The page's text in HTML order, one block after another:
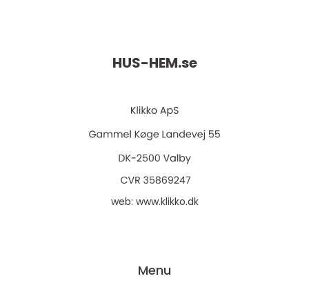
HUS-HEM.se
web: www.klikko.dk
Menu